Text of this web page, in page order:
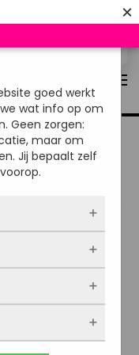
×
OUTDOORCHEF BBQ
goed werkt
wat info op om
Geen zorgen:
maar om
Jij bepaalt zelf
de website
actief en
worden
zoals
of je
je browser
blokkeert of je
onze site
vandaan
zijn. Zo
gegevens.